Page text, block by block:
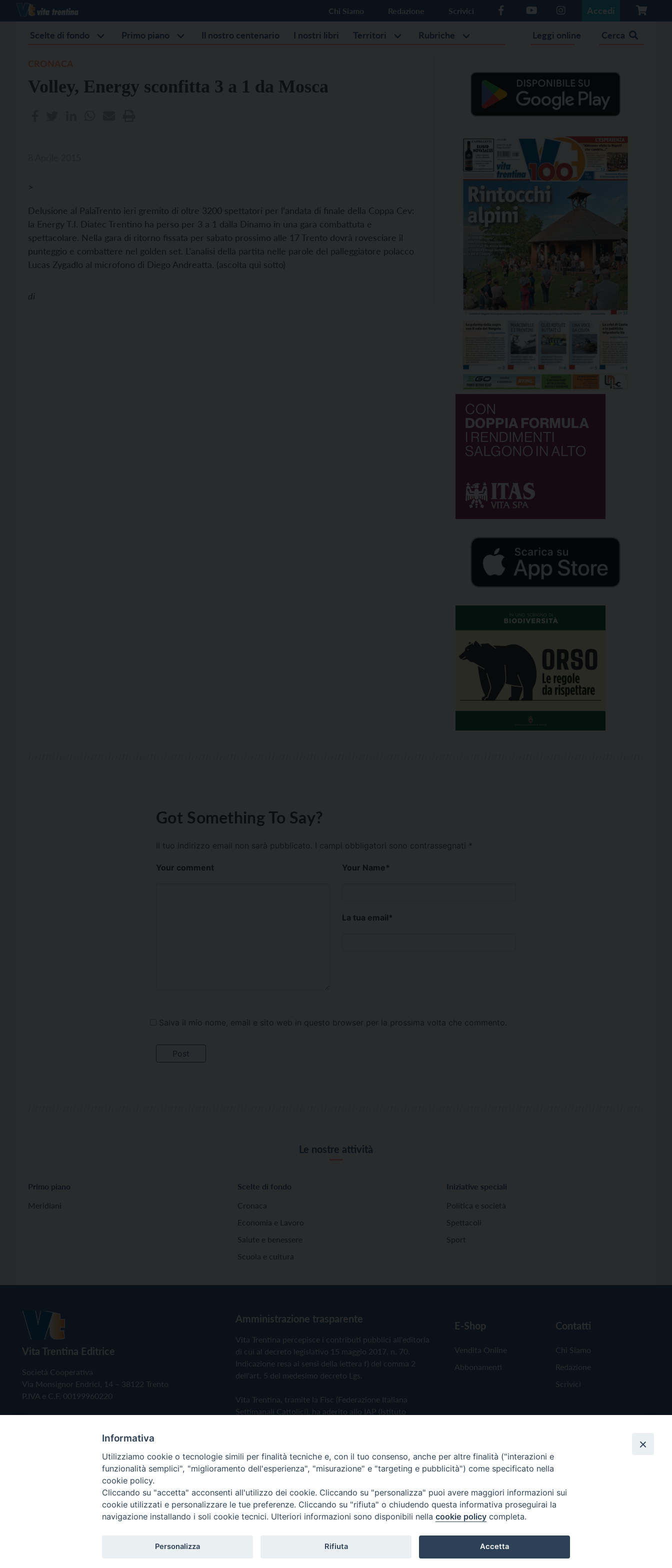
Chi Siamo Redazione Scrivici Accedi
Scelte di fondo Primo piano Il nostro centenario I nostri libri Territori Rubriche Leggi online Cerca
Volley, Energy sconfitta 3 a 1 da Mosca
>
Delusione al PalaTrento ieri gremito di oltre 3200 spettatori per l’andata di finale della Coppa Cev:
la Energy T.I. Diatec Trentino ha perso per 3 a 1 dalla Dinamo in una gara combattuta e
spettacolare. Nella gara di ritorno fissata per sabato prossimo alle 17 Trento dovrà rovesciare il
punteggio e combattere nel golden set. L’analisi della partita nelle parole del palleggiatore polacco
Lucas Zygadlo al microfono di Diego Andreatta. (ascolta qui sotto)
di
Got Something To Say?
Il tuo indirizzo email non sarà pubblicato. I campi obbligatori sono contrassegnati *
Your comment Your Name*
La tua email*
Salva il mio nome, email e sito web in questo browser per la prossima volta che commento.
Le nostre attività
Primo piano
Meridiani
Scelte di fondo
Cronaca
Economia e Lavoro
Salute e benessere
Scuola e cultura
Iniziative speciali
Politica e società
Spettacoli
Sport
Vita Trentina Editrice
Società Cooperativa
Via Monsignor Endrici, 14 – 38122 Trento
P.IVA e C.F. 00199960220
Amministrazione trasparente
Vita Trentina percepisce i contributi pubblici all'editoria
di cui al decreto legislativo 15 maggio 2017, n. 70.
Indicazione resa ai sensi della lettera f) del comma 2
dell'art. 5 del medesimo decreto Lgs.
Vita Trentina, tramite la Fisc (Federazione Italiana
Settimanali Cattolici), ha aderito allo IAP (Istituto
Privacy Policy Cookie Policy
E-Shop
Vendita Online
Abbonamenti
Contatti
Chi Siamo
Redazione
Scrivici
Copyright © 2019 - Tutti i diritti riservati - Vita Trentina Editrice
Informativa
Utilizziamo cookie o tecnologie simili per finalità tecniche e, con il tuo consenso, anche per altre finalità ("interazioni e
funzionalità semplici", "miglioramento dell'esperienza", "misurazione" e "targeting e pubblicità") come specificato nella
cookie policy.
Cliccando su "accetta" acconsenti all'utilizzo dei cookie. Cliccando su "personalizza" puoi avere maggiori informazioni sui
cookie utilizzati e personalizzare le tue preferenze. Cliccando su "rifiuta" o chiudendo questa informativa proseguirai la
navigazione installando i soli cookie tecnici. Ulteriori informazioni sono disponibili nella cookie policy completa.
Personalizza Rifiuta Accetta